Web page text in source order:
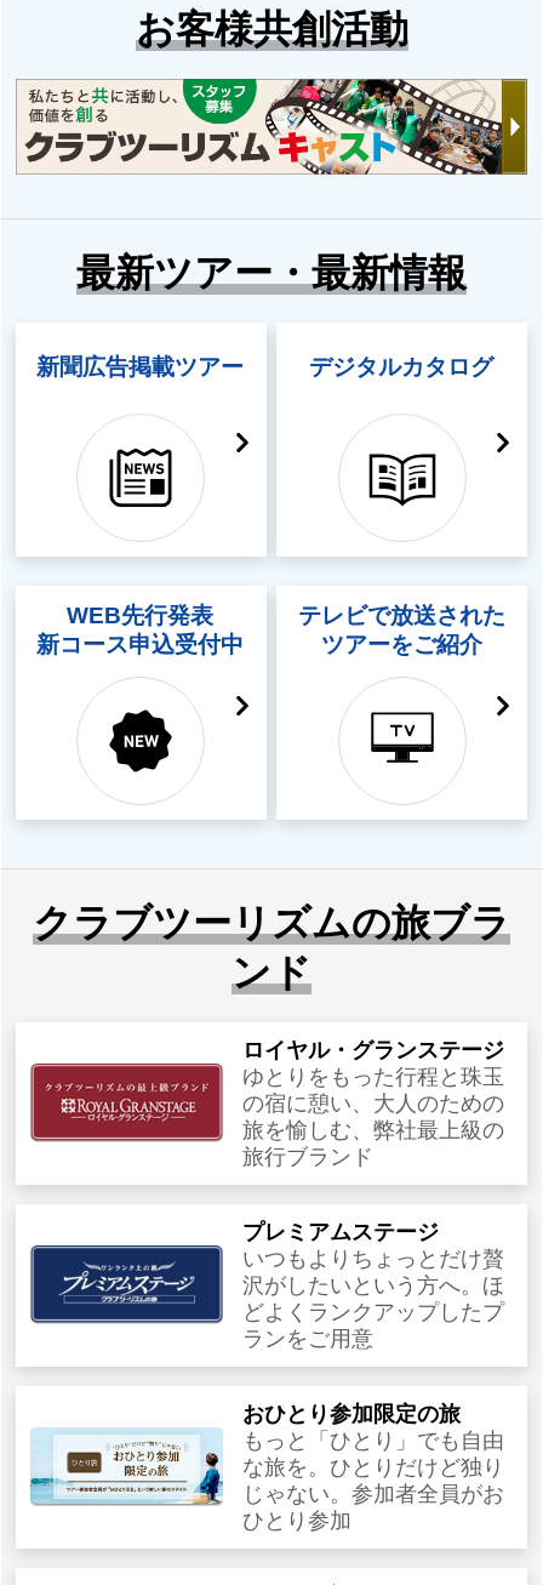
お客様共創活動
最新ツアー・最新情報
新聞広告掲載ツアー デジタルカタログ
WEB先行発表
新コース申込受付中
テレビで放送された
ツアーをご紹介
クラブツーリズムの旅ブラ
ンド
ロイヤル・グランステージ
ゆとりをもった行程と珠玉
の宿に憩い、大人のための
旅を愉しむ、弊社最上級の
旅行ブランド
プレミアムステージ
いつもよりちょっとだけ贅
沢がしたいという方へ。ほ
どよくランクアップしたプ
ランをご用意
おひとり参加限定の旅
もっと「ひとり」でも自由
な旅を。ひとりだけど独り
じゃない。参加者全員がお
ひとり参加